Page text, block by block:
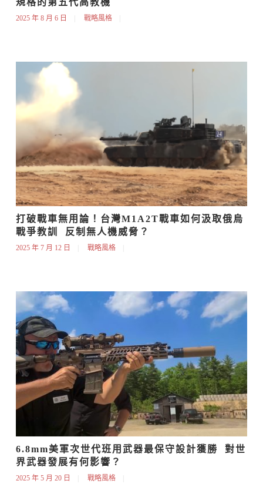
2025 年 8 月 6 日 戰略風格
打破戰車無用論！台灣M1A2T戰車如何汲取俄烏
戰爭教訓  反制無人機威脅？
2025 年 7 月 12 日 戰略風格
6.8mm美軍次世代班用武器最保守設計獲勝  對世
界武器發展有何影響？
2025 年 5 月 20 日 戰略風格